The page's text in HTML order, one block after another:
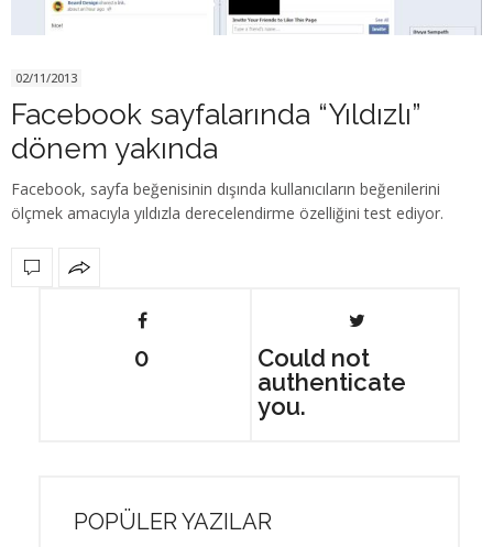
02/11/2013
Facebook sayfalarında “Yıldızlı”
dönem yakında
Facebook, sayfa beğenisinin dışında kullanıcıların beğenilerini
ölçmek amacıyla yıldızla derecelendirme özelliğini test ediyor.
0
Could not
authenticate
you.
POPÜLER YAZILAR